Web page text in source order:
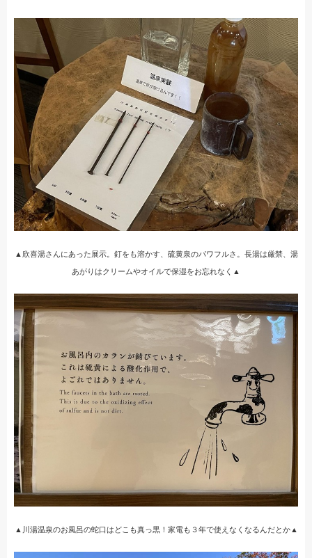
▲欣喜湯さんにあった展示。釘をも溶かす、硫黄泉のパワフルさ。長湯は厳禁、湯
あがりはクリームやオイルで保湿をお忘れなく▲
▲川湯温泉のお風呂の蛇口はどこも真っ黒！家電も３年で使えなくなるんだとか▲